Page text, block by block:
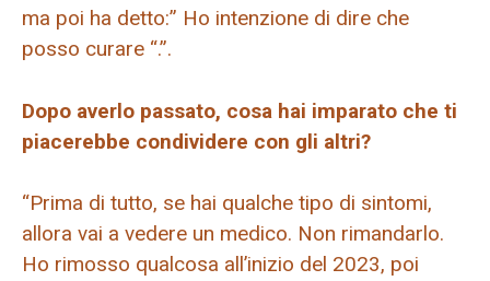
ma poi ha detto:” Ho intenzione di dire che
posso curare “.”.
Dopo averlo passato, cosa hai imparato che ti
piacerebbe condividere con gli altri?
“Prima di tutto, se hai qualche tipo di sintomi,
allora vai a vedere un medico. Non rimandarlo.
Ho rimosso qualcosa all’inizio del 2023, poi